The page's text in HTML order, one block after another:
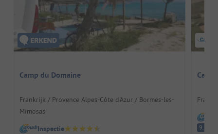
Camp du Domaine
Frankrijk / Provence Alpes-Côte d'Azur / Bormes-les-
Mimosas
Inspectie
9.3